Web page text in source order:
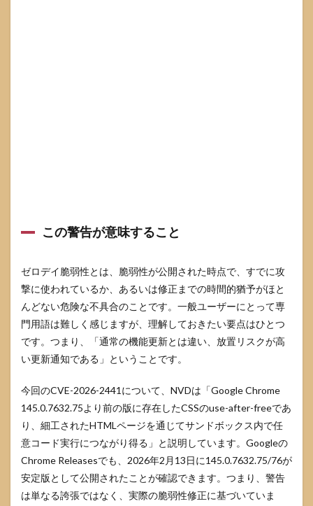
Chrome
の更新
いポイ
ント
4.1
バー
ジョ
認の
再起
動が
必要
な理
由
4.3
更新
この警告が意味すること
ゼロデイ脆弱性とは、脆弱性が公開された時点で、すでに攻
撃に使われているか、あるいは修正までの時間的猶予がほと
んどない危険な不具合のことです。一般ユーザーにとって専
門用語は難しく感じますが、理解しておきたい要点はひとつ
です。つまり、「通常の機能更新とは違い、放置リスクが高
い更新通知である」ということです。
今回のCVE-2026-2441について、NVDは「Google Chrome
145.0.7632.75より前の版に存在したCSSのuse-after-freeであ
り、細工されたHTMLページを通じてサンドボックス内で任
意コード実行につながり得る」と説明しています。Googleの
Chrome Releasesでも、2026年2月13日に145.0.7632.75/76が
安定版として公開されたことが確認できます。つまり、警告
は単なる誇張ではなく、実際の脆弱性修正に基づいていま